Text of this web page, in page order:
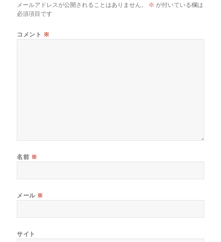
メールアドレスが公開されることはありません。 ※ が付いている欄は
必須項目です
コメント ※
名前 ※
メール ※
サイト